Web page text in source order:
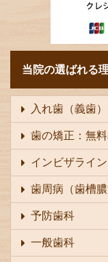
当院の選ばれる
入れ歯（義歯
歯の矯正：無
インビザライン
歯周病（歯槽膿
予防歯科
一般歯科